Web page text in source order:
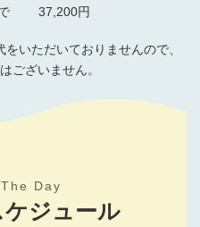
37,200円
いただいておりませんので、
ございません。
Day
ジュール